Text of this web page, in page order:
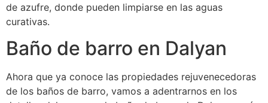
de azufre, donde pueden limpiarse en las aguas
curativas.
Baño de barro en Dalyan
Ahora que ya conoce las propiedades rejuvenecedoras
de los baños de barro, vamos a adentrarnos en los